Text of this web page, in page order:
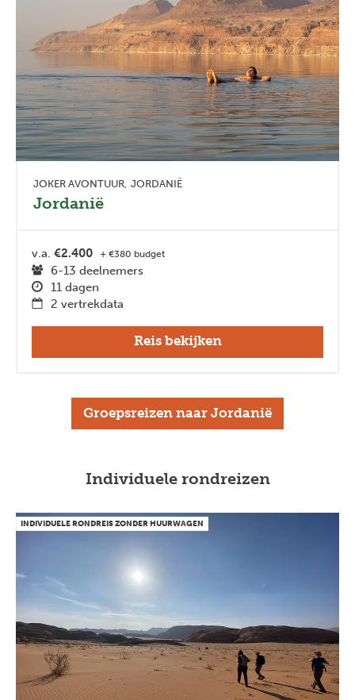
JOKER AVONTUUR JORDANIË
Jordanië
v.a. €2.400 + €380 budget
6-13 deelnemers
11 dagen
2 vertrekdata
Reis bekijken
Groepsreizen naar Jordanië
Individuele rondreizen
INDIVIDUELE RONDREIS ZONDER HUURWAGEN